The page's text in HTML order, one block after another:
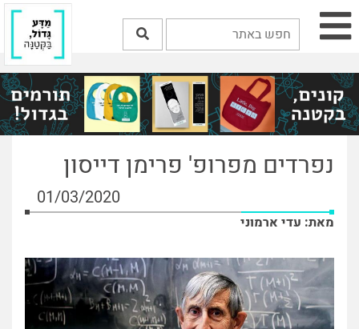
נפרדים מפרופ' פרימן דייסון
01/03/2020
מאת: עדי ארמוני